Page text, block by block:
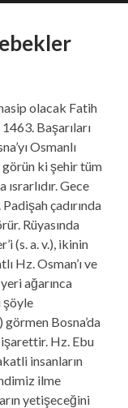
olacak Fatih
Başarıları
Osmanlı
ki şehir tüm
Gece
çadırında
Rüyasında
(s. a. v.), ikinin
Hz. Osman’ı ve
yeri ağarınca
şöyle
görmen Bosna’da
işarettir. Hz. Ebu
insanların
ilme
yetişeceğini